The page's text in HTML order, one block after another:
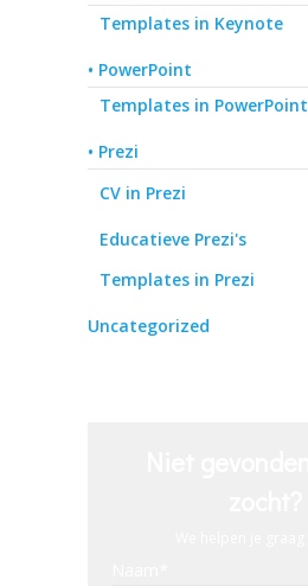
Templates in Keynote
• PowerPoint
Templates in PowerPoint
• Prezi
CV in Prezi
Educatieve Prezi's
Templates in Prezi
Uncategorized